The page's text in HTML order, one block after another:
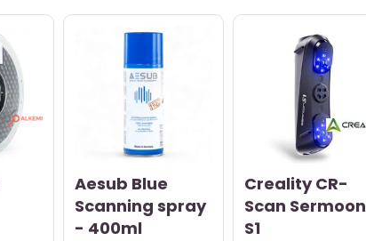
Aesub Blue
Scanning spray
- 400ml
Creality CR-
Scan Sermoon
S1